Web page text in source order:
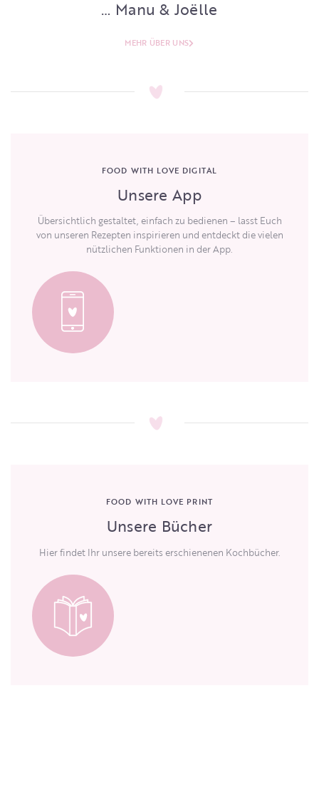
… Manu & Joëlle
MEHR ÜBER UNS
FOOD WITH LOVE DIGITAL
Unsere App
Übersichtlich gestaltet, einfach zu bedienen – lasst Euch
von unseren Rezepten inspirieren und entdeckt die vielen
nützlichen Funktionen in der App.
FOOD WITH LOVE PRINT
Unsere Bücher
Hier findet Ihr unsere bereits erschienenen Kochbücher.